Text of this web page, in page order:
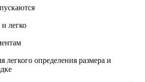
легко
легкого определения размера и